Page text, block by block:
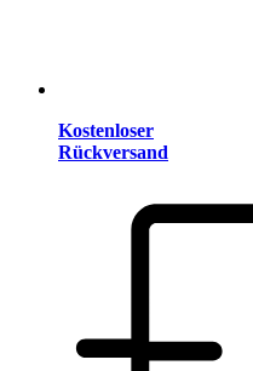
Kostenloser
Rückversand